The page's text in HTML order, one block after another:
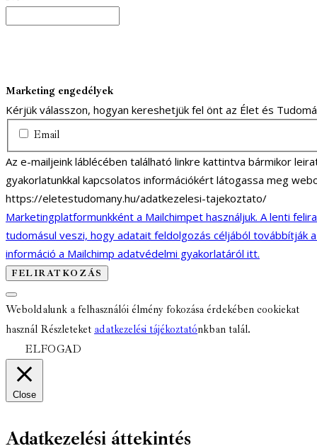
Marketing engedélyek
Kérjük válasszon, hogyan kereshetjük fel önt az Élet és
Email
Az e-mailjeink láblécében található linkre kattintva bármikor
gyakorlatunkkal kapcsolatos információkért látogassa meg
https://eletestudomany.hu/adatkezelesi-tajekoztato/
Marketingplatformunkként a Mailchimpet használjuk. A lenti
tudomásul veszi, hogy adatait feldolgozás céljából továbbítják
információ a Mailchimp adatvédelmi gyakorlatáról itt.
Weboldalunk a felhasználói élmény fokozása érdekében cookiekat
használ Részleteket adatkezelési tájékoztatónkban talál.
ELFOGAD
Close
Adatkezelési áttekintés